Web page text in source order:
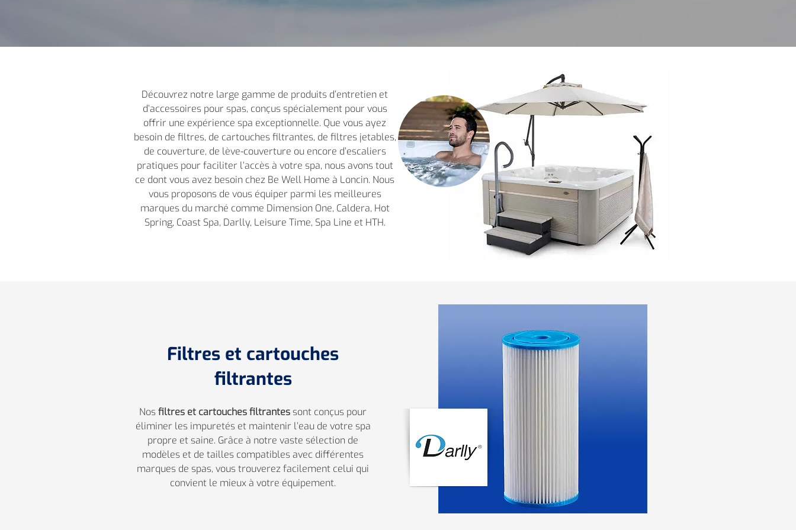
Découvrez notre large gamme de produits d’entretien et
d’accessoires pour spas, conçus spécialement pour vous
offrir une expérience spa exceptionnelle. Que vous ayez
besoin de filtres, de cartouches filtrantes, de filtres jetables,
de couverture, de lève-couverture ou encore d’escaliers
pratiques pour faciliter l’accès à votre spa, nous avons tout
ce dont vous avez besoin chez Be Well Home à Loncin. Nous
vous proposons de vous équiper parmi les meilleures
marques du marché comme Dimension One, Caldera, Hot
Spring, Coast Spa, Darlly, Leisure Time, Spa Line et HTH.
Filtres et cartouches
filtrantes
Nos filtres et cartouches filtrantessont conçus pour
éliminer les impuretés et maintenir l’eau de votre spa
propre et saine. Grâce à notre vaste sélection de
modèles et de tailles compatibles avec différentes
marques de spas, vous trouverez facilement celui qui
convient le mieux à votre équipement.